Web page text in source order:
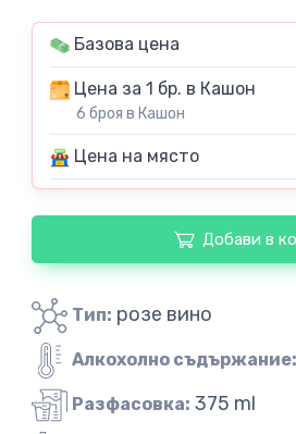
Базова цена
Цена за 1 бр. в Кашон
6 броя в Кашон
Цена на място
Добави в
Тип: розе вино
Алкохолно съдържание:
Разфасовка: 375 ml